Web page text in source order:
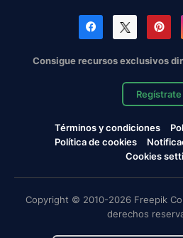
Consigue recursos exclusivos
Regístrate
Términos y condiciones
Política de cookies
Cookies
Copyright © 2010-2026 Freepik
derechos